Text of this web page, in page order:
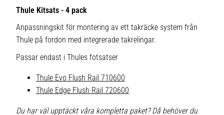
Thule Kitsats - 4 pack
Anpassningskit för montering av ett takräcke system från
Thule på fordon med integrerade takrelingar.
Passar endast i Thules fotsatser
Thule Evo Flush Rail 710600
Thule Edge Flush Rail 720600
Du har väl upptäckt våra kompletta paket? Då behöver du